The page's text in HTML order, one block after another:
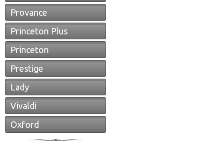
Provance
Princeton Plus
Princeton
Prestige
Lady
Vivaldi
Oxford